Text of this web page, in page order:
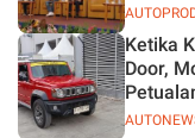
Ketika
Door,